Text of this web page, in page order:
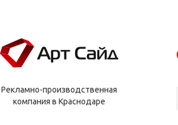
Рекламно-производственная
компания в Краснодаре